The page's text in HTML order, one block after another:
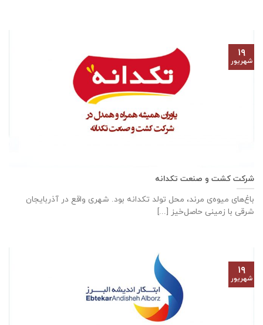
شرکت کشت و صنعت تکدانه
باغ‌های میوه‌ی مرند، محل تولد تکدانه بود. شهری واقع در آذربایجان
شرقی با زمینی حاصل‌خیز [...]
۱۹
شهریور
۱۹
شهریور